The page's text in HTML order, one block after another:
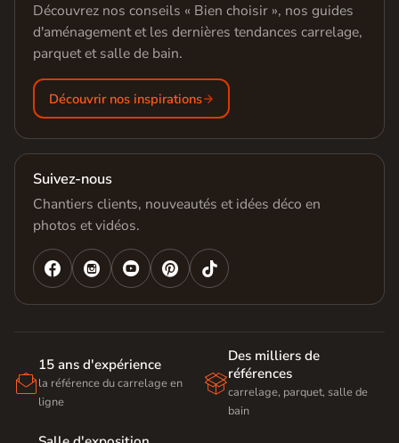
Découvrez nos conseils « Bien choisir », nos guides
d'aménagement et les dernières tendances carrelage,
parquet et salle de bain.
Découvrir nos inspirations
Suivez-nous
Chantiers clients, nouveautés et idées déco en
photos et vidéos.
   

15 ans d'expérience
la référence du carrelage en
ligne

Des milliers de
références
carrelage, parquet, salle de
bain